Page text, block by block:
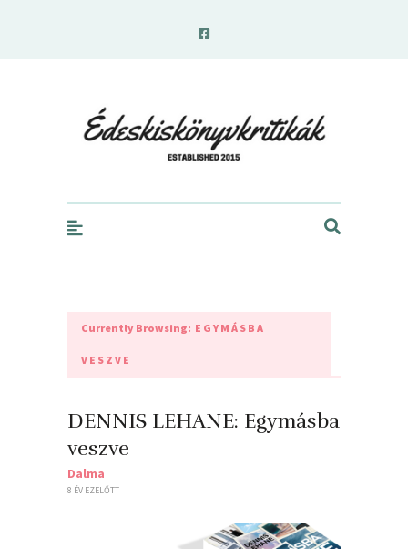
Currently Browsing: EGYMÁSBA
VESZVE
DENNIS LEHANE: Egymásba
veszve
Dalma
8 ÉV EZELŐTT